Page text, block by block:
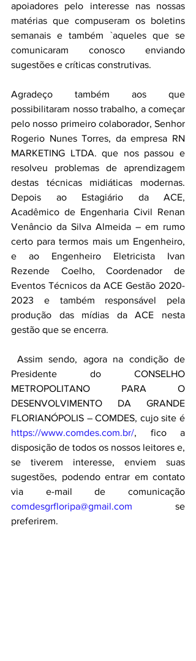
apoiadores pelo interesse nas nossas
matérias que compuseram os boletins
semanais e também `aqueles que se
comunicaram conosco enviando
sugestões e críticas construtivas.
Agradeço também aos que
possibilitaram nosso trabalho, a começar
pelo nosso primeiro colaborador, Senhor
Rogerio Nunes Torres, da empresa RN
MARKETING LTDA. que nos passou e
resolveu problemas de aprendizagem
destas técnicas midiáticas modernas.
Depois ao Estagiário da ACE,
Acadêmico de Engenharia Civil Renan
Venâncio da Silva Almeida – em rumo
certo para termos mais um Engenheiro,
e ao Engenheiro Eletricista Ivan
Rezende Coelho, Coordenador de
Eventos Técnicos da ACE Gestão 2020-
2023 e também responsável pela
produção das mídias da ACE nesta
gestão que se encerra.
Presidente do CONSELHO
METROPOLITANO PARA O
DESENVOLVIMENTO DA GRANDE
https://www.comdes.com.br/, fico a
disposição de todos os nossos leitores e,
se tiverem interesse, enviem suas
sugestões, podendo entrar em contato
comdesgrfloripa@gmail.com se
preferirem.